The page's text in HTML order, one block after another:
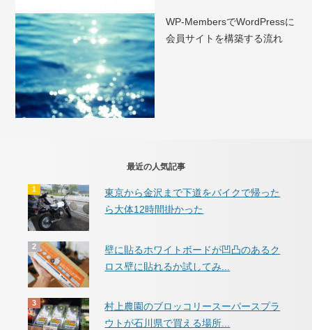
WP-MembersでWordPressに
会員サイトを構築する流れ
最近の人気記事
東京から金沢まで下道をバイクで帰った
ら大体12時間掛かった
壁に貼るホワイトボードが凹凸のあるク
ロス壁に貼れるか試してみ...
村上農園のブロッコリースーパースプラ
ウトが石川県で買える場所...